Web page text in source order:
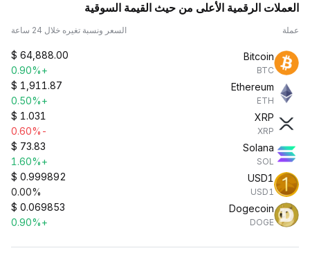
العملات الرقمية الأعلى من حيث القيمة السوقية
عملة السعر ونسبة تغيره خلال 24 ساعة
Bitcoin
BTC
$ 64,888.00
+0.90%
Ethereum
ETH
$ 1,911.87
+0.50%
XRP
XRP
$ 1.031
-0.60%
Solana
SOL
$ 73.83
+1.60%
USD1
USD1
$ 0.999892
0.00%
Dogecoin
DOGE
$ 0.069853
+0.90%